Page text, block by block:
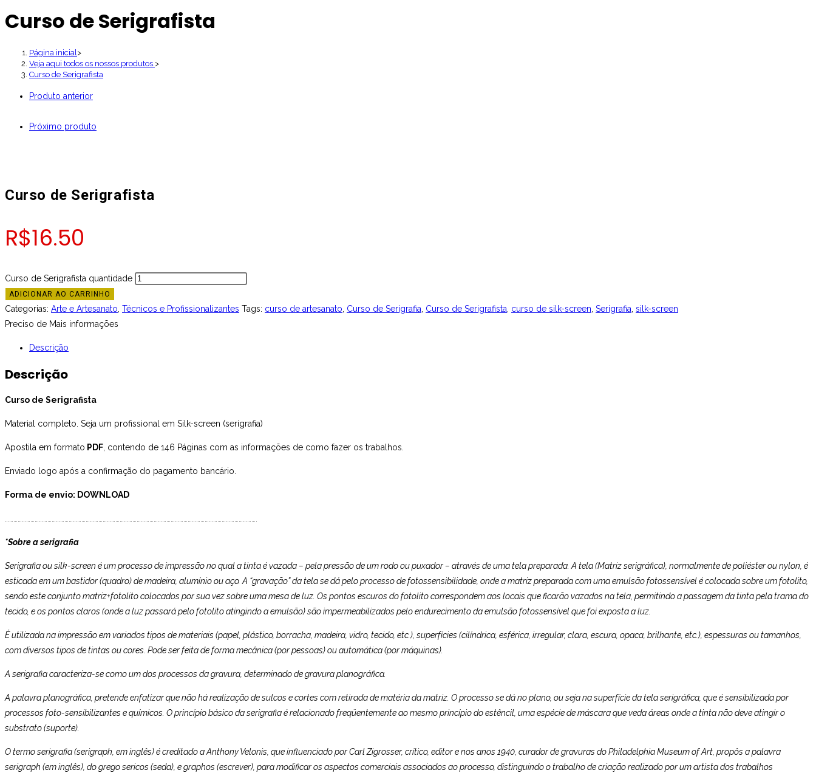
Curso de Serigrafista
Página inicial>
Veja aqui todos os nossos produtos.>
Curso de Serigrafista
Produto anterior
Próximo produto
Curso de Serigrafista
R$16.50
Curso de Serigrafista quantidade
ADICIONAR AO CARRINHO
Categorias: Arte e Artesanato Técnicos e Profissionalizantes Tags: curso de artesanato Curso de Serigrafia Curso de Serigrafista curso de silk-screen Serigrafia silk-screen
Preciso de Mais informações
Descrição
Descrição
Curso de Serigrafista
Material completo. Seja um profissional em Silk-screen (serigrafia)
Apostila em formato PDF , contendo de 146 Páginas com as informações de como fazer os trabalhos.
Enviado logo após a confirmação do pagamento bancário.
Forma de envio: DOWNLOAD
*Sobre a serigrafia
Serigrafia ou silk-screen é um processo de impressão no qual a tinta é vazada – pela pressão de um rodo ou puxador – através de uma tela preparada. A tela (Matriz serigráfica), normalmente de poliéster ou nylon, é
esticada em um bastidor (quadro) de madeira, alumínio ou aço. A “gravação” da tela se dá pelo processo de fotossensibilidade, onde a matriz preparada com uma emulsão fotossensível é colocada sobre um fotolito,
sendo este conjunto matriz+fotolito colocados por sua vez sobre uma mesa de luz. Os pontos escuros do fotolito correspondem aos locais que ficarão vazados na tela, permitindo a passagem da tinta pela trama do
tecido, e os pontos claros (onde a luz passará pelo fotolito atingindo a emulsão) são impermeabilizados pelo endurecimento da emulsão fotossensível que foi exposta a luz.
É utilizada na impressão em variados tipos de materiais (papel, plástico, borracha, madeira, vidro, tecido, etc.), superfícies (cilíndrica, esférica, irregular, clara, escura, opaca, brilhante, etc.), espessuras ou tamanhos,
com diversos tipos de tintas ou cores. Pode ser feita de forma mecânica (por pessoas) ou automática (por máquinas).
A serigrafia caracteriza-se como um dos processos da gravura, determinado de gravura planográfica.
A palavra planográfica, pretende enfatizar que não há realização de sulcos e cortes com retirada de matéria da matriz. O processo se dá no plano, ou seja na superfície da tela serigráfica, que é sensibilizada por
processos foto-sensibilizantes e químicos. O princípio básico da serigrafia é relacionado freqüentemente ao mesmo princípio do estêncil, uma espécie de máscara que veda áreas onde a tinta não deve atingir o
substrato (suporte).
O termo serigrafia (serigraph, em inglês) é creditado a Anthony Velonis, que influenciado por Carl Zigrosser, crítico, editor e nos anos 1940, curador de gravuras do Philadelphia Museum of Art, propôs a palavra
serigraph (em inglês), do grego sericos (seda), e graphos (escrever), para modificar os aspectos comerciais associados ao processo, distinguindo o trabalho de criação realizado por um artista dos trabalhos